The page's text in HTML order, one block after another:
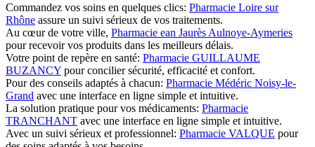
Commandez vos soins en quelques clics: Pharmacie Loire sur
Rhône assure un suivi sérieux de vos traitements.
Au cœur de votre ville, Pharmacie ean Jaurès Aulnoye-Aymeries
pour recevoir vos produits dans les meilleurs délais.
Votre point de repère en santé: Pharmacie GUILLAUME
BUZANCY pour concilier sécurité, efficacité et confort.
Pour des conseils adaptés à chacun: Pharmacie Médéric Noisy-le-
Grand avec une interface en ligne simple et intuitive.
La solution pratique pour vos médicaments: Pharmacie
TRANCHANT avec une interface en ligne simple et intuitive.
Avec un suivi sérieux et professionnel: Pharmacie VALQUE pour